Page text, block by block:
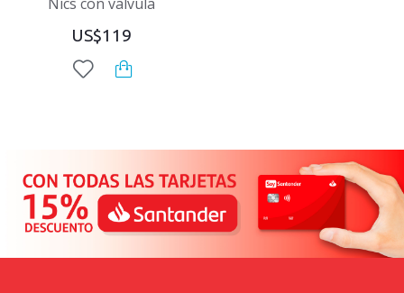
US$119